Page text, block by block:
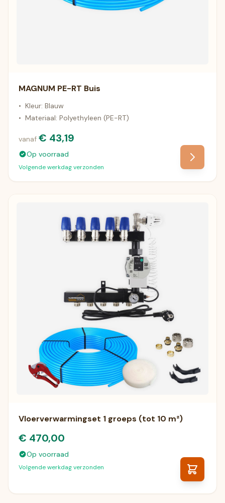
MAGNUM PE-RT Buis
• Kleur: Blauw
• Materiaal: Polyethyleen (PE-RT)
vanaf € 43,19
Op voorraad
Volgende werkdag verzonden
Vloerverwarmingset 1 groeps (tot 10 m²)
€ 470,00
Op voorraad
Volgende werkdag verzonden